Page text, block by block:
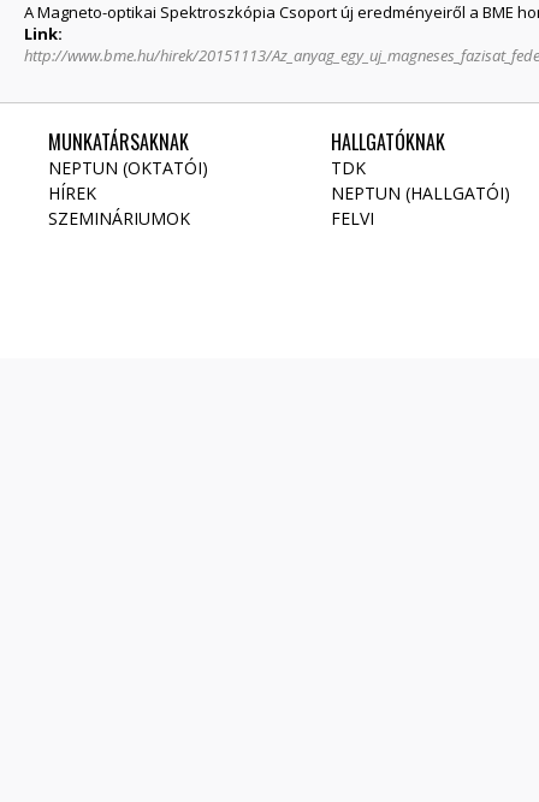
A Magneto-optikai Spektroszkópia Csoport új eredményeiről a BME
Link:
http://www.bme.hu/hirek/20151113/
MUNKATÁRSAKNAK
NEPTUN (OKTATÓI)
HÍREK
SZEMINÁRIUMOK
HALLGATÓKNAK
TDK
NEPTUN (HALLGATÓI)
FELVI